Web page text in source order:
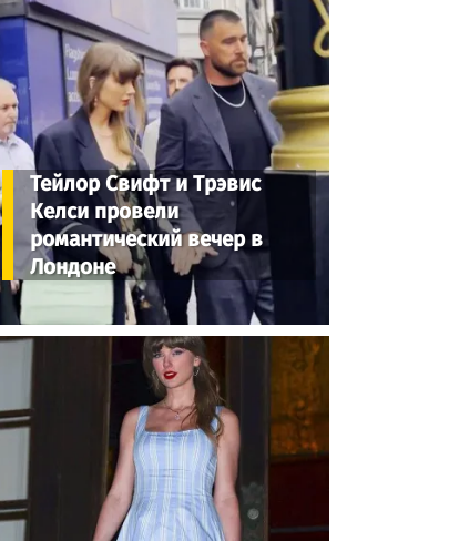
Тейлор Свифт и Трэвис
Келси провели
романтический вечер в
Лондоне